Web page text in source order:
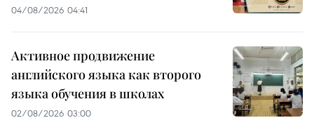
04/08/2026 04:41
Активное продвижение
английского языка как второго
языка обучения в школах
02/08/2026 03:00